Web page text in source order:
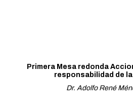
Primera Mesa redonda
responsabilidad de
Dr. Adolfo René